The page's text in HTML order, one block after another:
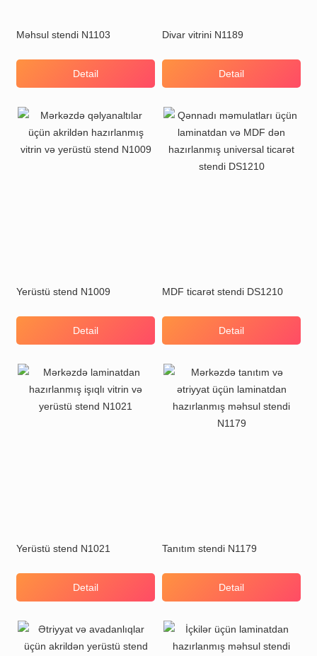
Məhsul stendi N1103
Detail
Divar vitrini N1189
Detail
Yerüstü stend N1009
Detail
MDF ticarət stendi DS1210
Detail
Yerüstü stend N1021
Detail
Tanıtım stendi N1179
Detail